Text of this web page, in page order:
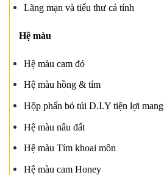
Lãng mạn và tiểu thư cá tính
Hệ màu
Hệ màu cam đỏ
Hệ màu hồng & tím
Hộp phấn bỏ túi D.I.Y tiện lợi
Hệ màu nâu đất
Hệ màu Tím khoai môn
Hệ màu cam Honey